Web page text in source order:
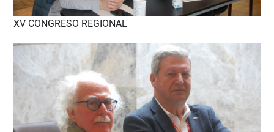
XV CONGRESO REGIONAL